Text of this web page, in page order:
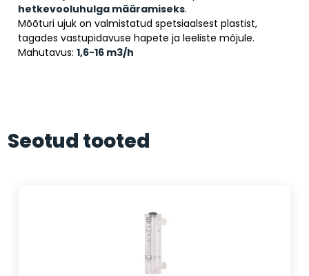
hetkevooluhulga määramiseks.
Mõõturi ujuk on valmistatud spetsiaalsest plastist,
tagades vastupidavuse hapete ja leeliste mõjule.
Mahutavus:1,6-16 m3/h
Seotud tooted